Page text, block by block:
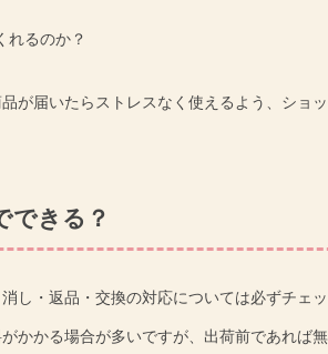
れるのか？
が届いたらストレスなく使えるよう、ショ
できる？
し・返品・交換の対応については必ずチェッ
かかる場合が多いですが、出荷前であれば